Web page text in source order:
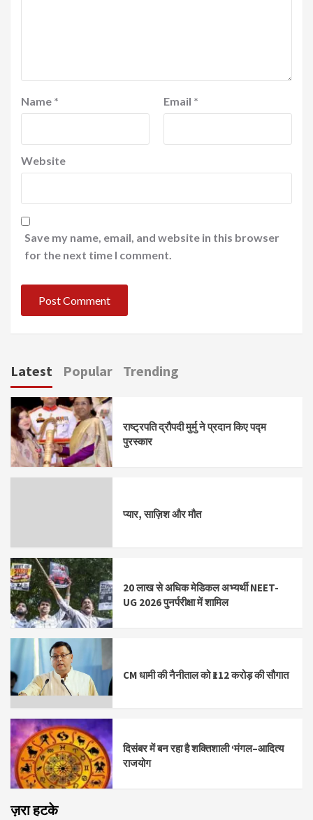
Name * Email *
Website
Save my name, email, and website in this browser
for the next time I comment.
Latest Popular Trending
राष्ट्रपति द्रौपदी मुर्मु ने प्रदान किए पद्म
पुरस्कार
प्यार, साज़िश और मौत
20 लाख से अधिक मेडिकल अभ्यर्थी NEET-
UG 2026 पुनर्परीक्षा में शामिल
CM धामी की नैनीताल को ₹112 करोड़ की सौगात
दिसंबर में बन रहा है शक्तिशाली ‘मंगल–आदित्य
राजयोग
ज़रा हटके